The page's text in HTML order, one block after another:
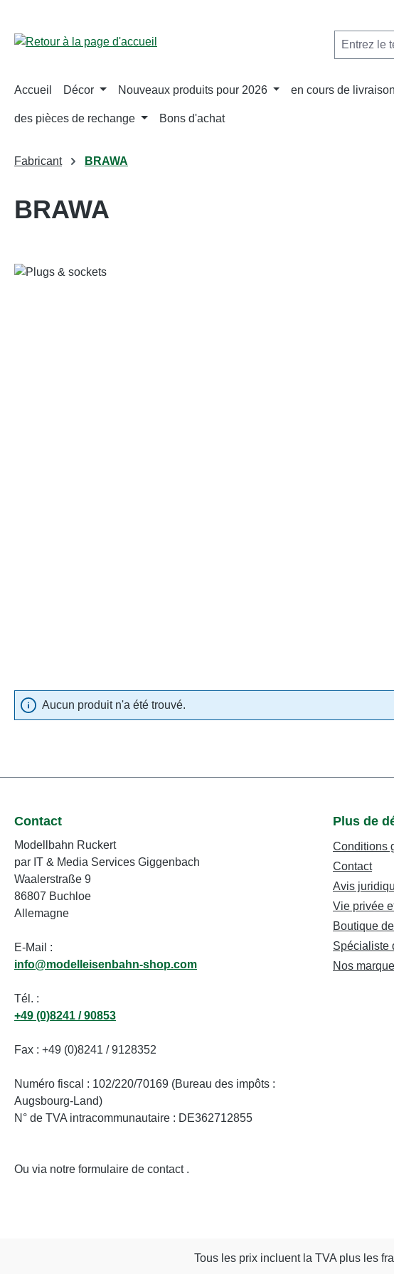
Accueil Décor Nouveaux produits pour 2026 en cours de livraison
des pièces de rechange Bons d'achat
Fabricant BRAWA
BRAWA
Aucun produit n'a été trouvé.
Contact
Modellbahn Ruckert
par IT & Media Services Giggenbach
Waalerstraße 9
86807 Buchloe
Allemagne
E-Mail :
info@modelleisenbahn-shop.com
Tél. :
+49 (0)8241 / 90853
Fax : +49 (0)8241 / 9128352
Numéro fiscal : 102/220/70169 (Bureau des impôts :
Augsbourg-Land)
N° de TVA intracommunautaire : DE362712855
Ou via notre formulaire de contact .
Plus de
Conditions
Contact
Avis
Vie privée
Boutique
Spécialiste
Nos
Tous les prix incluent la TVA plus les